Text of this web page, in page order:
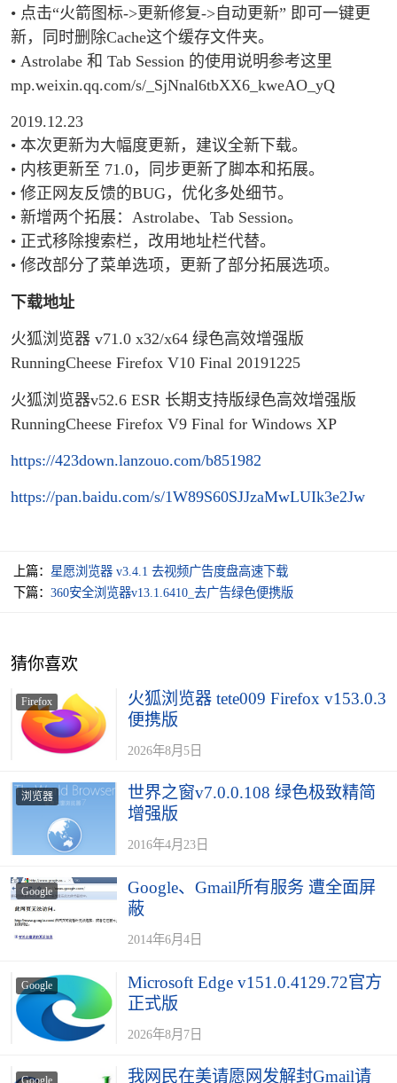
• 点击“火箭图标->更新修复->自动更新” 即可一键更
新，同时删除Cache这个缓存文件夹。
• Astrolabe 和 Tab Session 的使用说明参考这里
mp.weixin.qq.com/s/_SjNnal6tbXX6_kweAO_yQ
2019.12.23
• 本次更新为大幅度更新，建议全新下载。
• 内核更新至 71.0，同步更新了脚本和拓展。
• 修正网友反馈的BUG，优化多处细节。
• 新增两个拓展：Astrolabe、Tab Session。
• 正式移除搜索栏，改用地址栏代替。
• 修改部分了菜单选项，更新了部分拓展选项。
下载地址
火狐浏览器 v71.0 x32/x64 绿色高效增强版
RunningCheese Firefox V10 Final 20191225
火狐浏览器v52.6 ESR 长期支持版绿色高效增强版
RunningCheese Firefox V9 Final for Windows XP
https://423down.lanzouo.com/b851982
https://pan.baidu.com/s/1W89S60SJJzaMwLUIk3e2Jw
上篇： 星愿浏览器 v3.4.1 去视频广告度盘高速下载
下篇： 360安全浏览器v13.1.6410_去广告绿色便携版
猜你喜欢
Firefox
火狐浏览器 tete009 Firefox v153.0.3
便携版
2026年8月5日
浏览器
世界之窗v7.0.0.108 绿色极致精简
增强版
2016年4月23日
Google
Google、Gmail所有服务 遭全面屏
蔽
2014年6月4日
Google
Microsoft Edge v151.0.4129.72官方
正式版
2026年8月7日
Google 我网民在美请愿网发解封Gmail请